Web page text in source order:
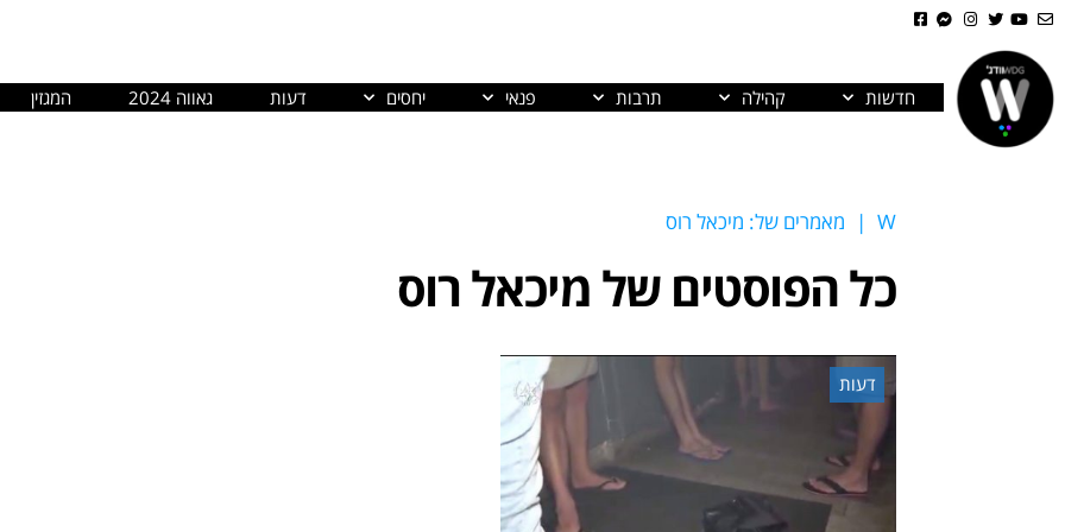
חדשות קהילה תרבות פנאי יחסים דעות גאווה 2024 המגזין
W
| מאמרים של: מיכאל רוס
כל הפוסטים של מיכאל רוס
דעות